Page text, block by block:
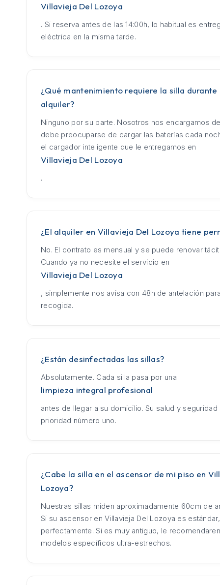
Villavieja Del Lozoya
. Si reserva antes de las 14:00h, lo habitual es
eléctrica en la misma tarde.
¿Qué mantenimiento requiere la silla durante
alquiler?
Ninguno por su parte. Nosotros nos encargamos
debe preocuparse de cargar las baterías cada
el cargador inteligente que le entregamos en
Villavieja Del Lozoya
.
¿El alquiler en Villavieja Del Lozoya tiene
No. El contrato es mensual y se puede renovar
Cuando ya no necesite el servicio en
Villavieja Del Lozoya
, simplemente nos avisa con 48h de antelación
recogida.
¿Están desinfectadas las sillas?
Absolutamente. Cada silla pasa por una
limpieza integral profesional
antes de llegar a su domicilio. Su salud y seguridad
prioridad número uno.
¿Cabe la silla en el ascensor de mi piso en
Lozoya?
Nuestras sillas miden aproximadamente 60cm de
Si su ascensor en Villavieja Del Lozoya es
perfectamente. Si es muy antiguo, le
modelos específicos ultra-estrechos.